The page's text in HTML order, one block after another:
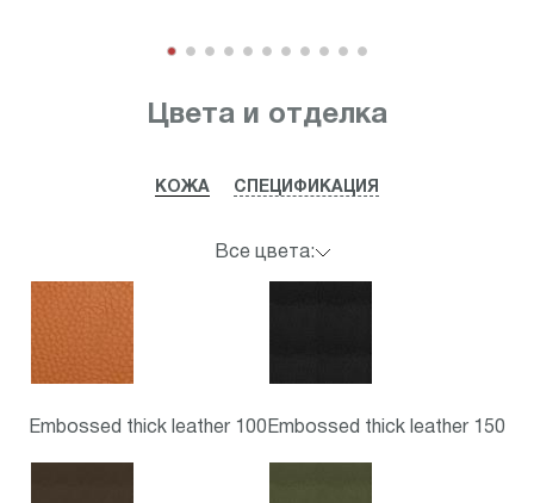
Цвета и отделка
КОЖА СПЕЦИФИКАЦИЯ
Все цвета:
Embossed thick leather 100 Embossed thick leather 150